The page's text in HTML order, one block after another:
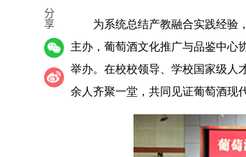
为系统总结产教融合实践经验
主办，葡萄酒文化推广与品鉴中心
举办。在校校领导、学校国家级人
余人齐聚一堂，共同见证葡萄酒现
分
享